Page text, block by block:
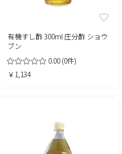
有機すし酢 300ml 庄分酢 ショウ
ブン
0.00 (0件)
￥1,134